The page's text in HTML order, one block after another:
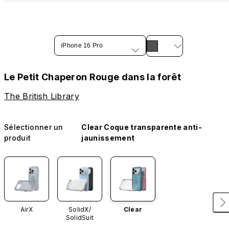
iPhone 16 Pro
Le Petit Chaperon Rouge dans la forêt
The British Library
Sélectionner un
produit
Clear Coque transparente anti-
jaunissement
AirX
SolidX/
SolidSuit
Clear